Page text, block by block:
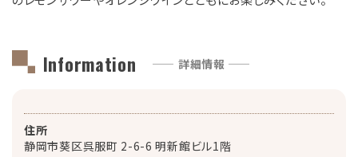
Information —— 詳細情報 ——
住所
静岡市葵区呉服町 2-6-6 明新館ビル1階